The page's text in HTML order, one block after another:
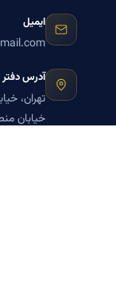
ایمیل
آدرس دفتر
تهران،
خیابان منصور،